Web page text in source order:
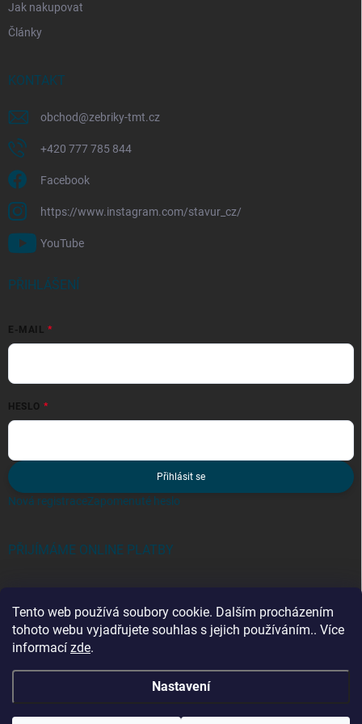
Tento web používá soubory cookie. Dalším procházením
tohoto webu vyjadřujete souhlas s jejich používáním.. Více
informací zde.
Nastavení
Jak nakupovat
Články
KONTAKT
obchod@zebriky-tmt.cz
+420 777 785 844
Facebook
https://www.instagram.com/stavur_cz/
YouTube
PŘIHLÁŠENÍ
E-MAIL
HESLO
Přihlásit se
Nová registraceZapomenuté heslo
PŘIJÍMÁME ONLINE PLATBY
Kategorie